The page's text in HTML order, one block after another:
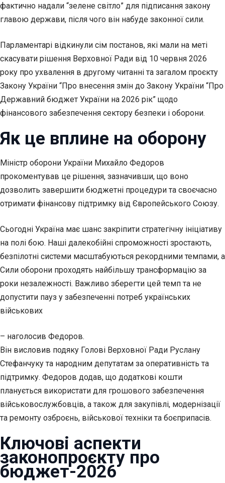
фактично надали “зелене світло” для підписання закону
главою держави, після чого він набуде законної сили.
Парламентарі відкинули сім постанов, які мали на меті
скасувати рішення Верховної Ради від 10 червня 2026
року про ухвалення в другому читанні та загалом проєкту
Закону України “Про внесення змін до Закону України “Про
Державний бюджет України на 2026 рік” щодо
фінансового забезпечення сектору безпеки і оборони.
Як це вплине на оборону
Міністр оборони України Михайло Федоров
прокоментував це рішення, зазначивши, що воно
дозволить завершити бюджетні процедури та своєчасно
отримати фінансову підтримку від Європейського Союзу.
Сьогодні Україна має шанс закріпити стратегічну ініціативу
на полі бою. Наші далекобійні спроможності зростають,
безпілотні системи масштабуються рекордними темпами, а
Сили оборони проходять найбільшу трансформацію за
роки незалежності. Важливо зберегти цей темп та не
допустити пауз у забезпеченні потреб українських
військових
– наголосив Федоров.
Він висловив подяку Голові Верховної Ради Руслану
Стефанчуку та народним депутатам за оперативність та
підтримку. Федоров додав, що додаткові кошти
планується використати для грошового забезпечення
військовослужбовців, а також для закупівлі, модернізації
та ремонту озброєнь, військової техніки та боєприпасів.
Ключові аспекти
законопроєкту про
бюджет-2026